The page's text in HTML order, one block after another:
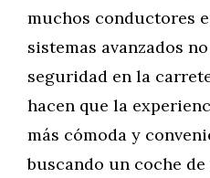
muchos conductores
sistemas avanzados
seguridad en la
hacen que la
más cómoda y
buscando un coche